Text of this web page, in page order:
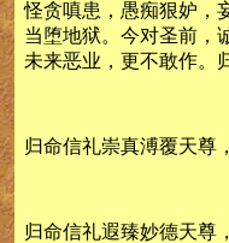
怪贪嗔患，愚痴狠妒，
当堕地狱。今对圣前，
未来恶业，更不敢作。
归命信礼崇真溥覆天尊，
归命信礼遐臻妙德天尊，